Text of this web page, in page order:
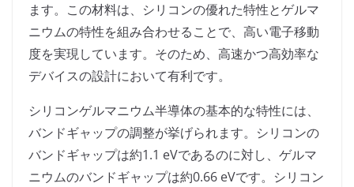
ます。この材料は、シリコンの優れた特性とゲルマ
ニウムの特性を組み合わせることで、高い電子移動
度を実現しています。そのため、高速かつ高効率な
デバイスの設計において有利です。
シリコンゲルマニウム半導体の基本的な特性には、
バンドギャップの調整が挙げられます。シリコンの
バンドギャップは約1.1 eVであるのに対し、ゲルマ
ニウムのバンドギャップは約0.66 eVです。シリコン